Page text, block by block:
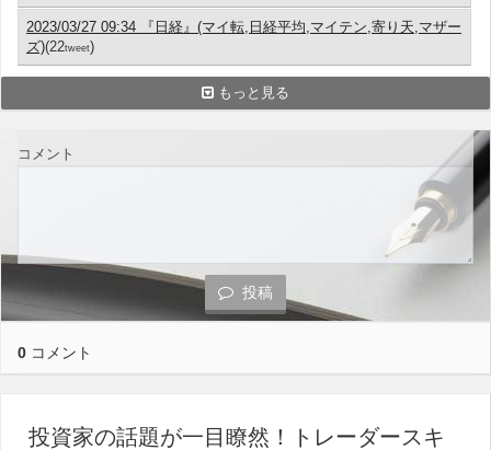
2023/03/27 09:34 『日経』(マイ転,日経平均,マイテン,寄り天,マザー
ズ)(22tweet)
もっと見る
コメント
投稿
0 コメント
投資家の話題が一目瞭然！トレーダースキ